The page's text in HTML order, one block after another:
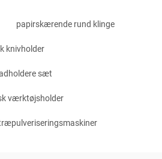
papirskærende rund klinge
knivholder
sæt
værktøjsholder